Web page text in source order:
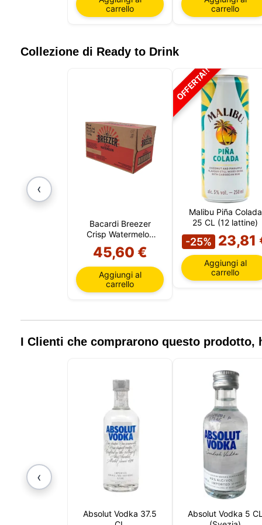
carrello
carrello
Collezione di Ready to Drink
‹
Bacardi Breezer
Crisp Watermelon
(24 Bottiglie)
45,60 €
Aggiungi al
carrello
OFFERTA!!
Malibu Piña Colada
25 CL (12 lattine)
-25% 23,81
Aggiungi al
carrello
I Clienti che comprarono questo prodotto,
‹
Absolut Vodka 37.5
Absolut Vodka 5 CL
Il
queste
vari